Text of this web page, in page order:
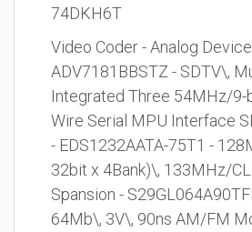
74DKH6T
Video Coder - Analog
ADV7181BBSTZ - SDTV\,
Integrated Three 54MHz/9-
Wire Serial MPU Interface
- EDS1232AATA-75T1 -
32bit x 4Bank)\, 133MHz/
Spansion -
64Mb\, 3V\, 90ns AM/FM